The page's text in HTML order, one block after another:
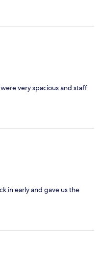
very spacious and staff
in early and gave us the